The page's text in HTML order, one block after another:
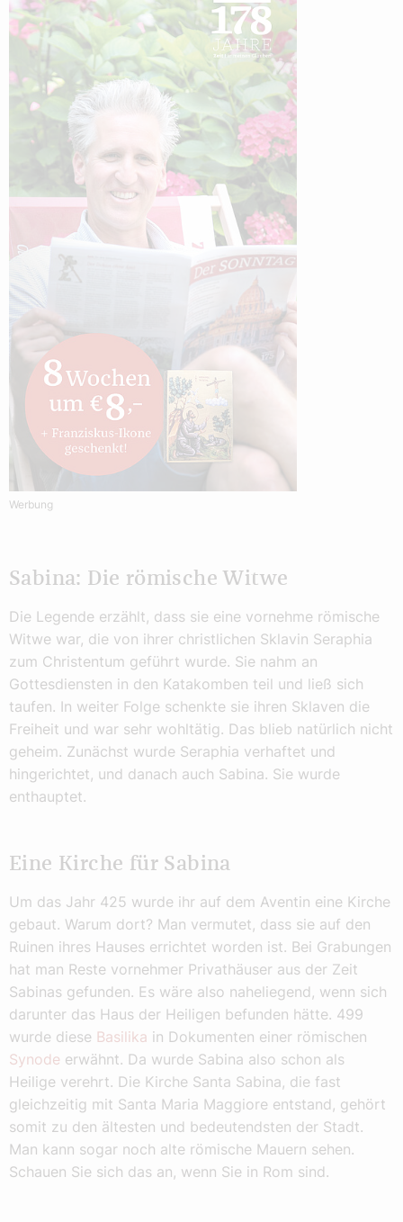
Werbung
Sabina: Die römische Witwe
Die Legende erzählt, dass sie eine vornehme römische
Witwe war, die von ihrer christlichen Sklavin Seraphia
zum Christentum geführt wurde. Sie nahm an
Gottesdiensten in den Katakomben teil und ließ sich
taufen. In weiter Folge schenkte sie ihren Sklaven die
Freiheit und war sehr wohltätig. Das blieb natürlich nicht
geheim. Zunächst wurde Seraphia verhaftet und
hingerichtet, und danach auch Sabina. Sie wurde
enthauptet.
Eine Kirche für Sabina
Um das Jahr 425 wurde ihr auf dem Aventin eine Kirche
gebaut. Warum dort? Man vermutet, dass sie auf den
Ruinen ihres Hauses errichtet worden ist. Bei Grabungen
hat man Reste vornehmer Privathäuser aus der Zeit
Sabinas gefunden. Es wäre also naheliegend, wenn sich
darunter das Haus der Heiligen befunden hätte. 499
wurde diese Basilika in Dokumenten einer römischen
Synode erwähnt. Da wurde Sabina also schon als
Heilige verehrt. Die Kirche Santa Sabina, die fast
gleichzeitig mit Santa Maria Maggiore entstand, gehört
somit zu den ältesten und bedeutendsten der Stadt.
Man kann sogar noch alte römische Mauern sehen.
Schauen Sie sich das an, wenn Sie in Rom sind.